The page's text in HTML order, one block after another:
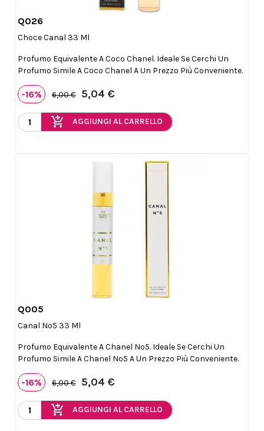
Q026
Choce Canal 33 Ml
Profumo Equivalente A Coco Chanel. Ideale Se Cerchi Un
Profumo Simile A Coco Chanel A Un Prezzo Più Conveniente.
-16% 6,00 € 5,04 €
add_shopping_cart AGGIUNGI AL CARRELLO
Q005
Canal Nº5 33 Ml
Profumo Equivalente A Chanel Nº5. Ideale Se Cerchi Un
Profumo Simile A Chanel Nº5 A Un Prezzo Più Conveniente.
-16% 6,00 € 5,04 €
add_shopping_cart AGGIUNGI AL CARRELLO